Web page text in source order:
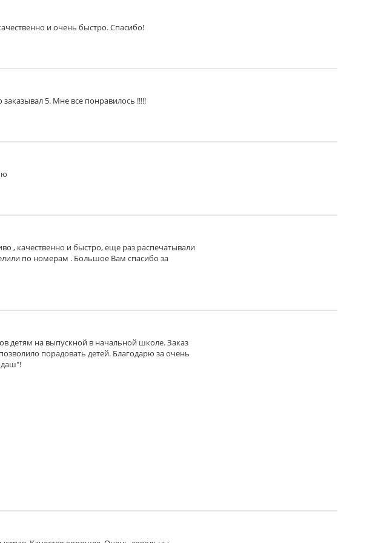
стикера могут несколько ухудшиться), которая защищает от внешних
и очень быстро. Спасибо!
5. Мне все понравилось !!!!!
, качественно и быстро, еще раз распечатывали
по номерам . Большое Вам спасибо за
детям на выпускной в начальной школе. Заказ
порадовать детей. Благодарю за очень